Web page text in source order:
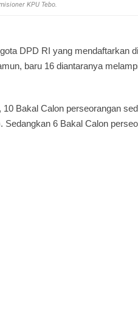
KPU Tebo.
DPD RI yang mendaftarkan
baru 16 diantaranya
Bakal Calon perseorangan
6 Bakal Calon